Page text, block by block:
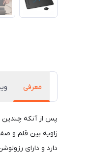
معرفی